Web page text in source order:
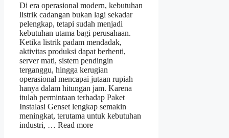
Di era operasional modern, kebutuhan
listrik cadangan bukan lagi sekadar
pelengkap, tetapi sudah menjadi
kebutuhan utama bagi perusahaan.
Ketika listrik padam mendadak,
aktivitas produksi dapat berhenti,
server mati, sistem pendingin
terganggu, hingga kerugian
operasional mencapai jutaan rupiah
hanya dalam hitungan jam. Karena
itulah permintaan terhadap Paket
Instalasi Genset lengkap semakin
meningkat, terutama untuk kebutuhan
industri, … Read more